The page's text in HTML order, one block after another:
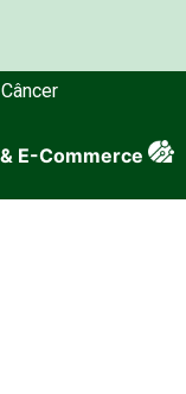
E-Commerce